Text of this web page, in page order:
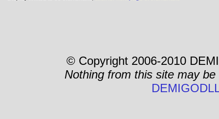
© Copyright 2006-2010
Nothing from this site may